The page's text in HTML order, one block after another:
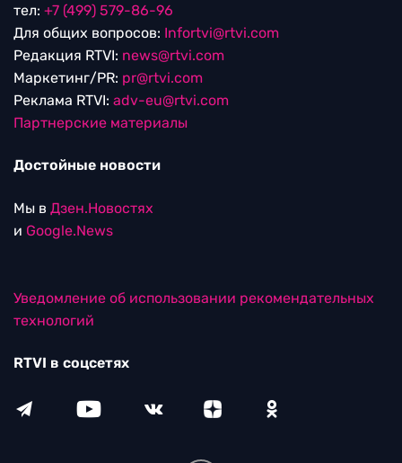
тел: +7 (499) 579-86-96
Для общих вопросов: Infortvi@rtvi.com
Редакция RTVI: news@rtvi.com
Маркетинг/PR: pr@rtvi.com
Реклама RTVI: adv-eu@rtvi.com
Партнерские материалы
Достойные новости
Мы в Дзен.Новостях
и Google.News
Уведомление об использовании рекомендательных
технологий
RTVI в соцсетях